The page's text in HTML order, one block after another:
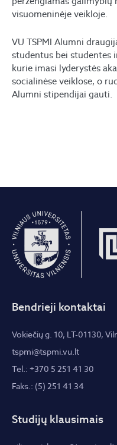
visuomeninėje veikloje.
VU TSPMI Alumni
studentus bei studentes
kurie imasi lyderystės
socialinėse veiklose, o
Alumni stipendijai gauti.
Bendrieji kontaktai
Vokiečių g. 10, LT-01130,
tspmi@tspmi.vu.lt
Tel.: +370 5 251 41 30
Faks.: (5) 251 41 34
Studijų klausimais